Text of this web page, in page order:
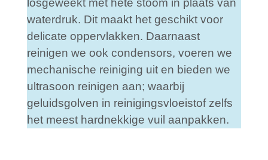
losgeweekt met hete stoom in plaats van
waterdruk. Dit maakt het geschikt voor
delicate oppervlakken. Daarnaast
reinigen we ook condensors, voeren we
mechanische reiniging uit en bieden we
ultrasoon reinigen aan; waarbij
geluidsgolven in reinigingsvloeistof zelfs
het meest hardnekkige vuil aanpakken.